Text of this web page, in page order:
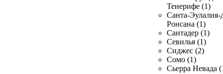
Тенерифе (1)
Санта-Эулалия-
Ронсана (1)
Сантадер (1)
Севилья (1)
Сиджес (2)
Сомо (1)
Сьерра Невада